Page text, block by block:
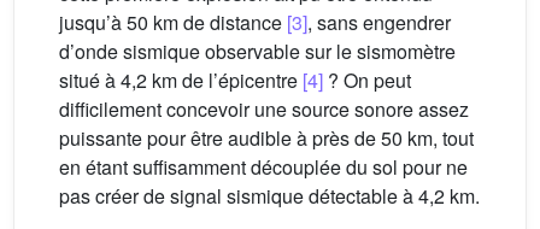
jusqu’à 50 km de distance [3], sans engendrer
d’onde sismique observable sur le sismomètre
situé à 4,2 km de l’épicentre [4] ? On peut
difficilement concevoir une source sonore assez
puissante pour être audible à près de 50 km, tout
en étant suffisamment découplée du sol pour ne
pas créer de signal sismique détectable à 4,2 km.